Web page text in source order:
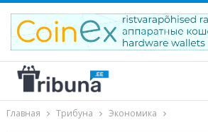
Главная Трибуна Экономика